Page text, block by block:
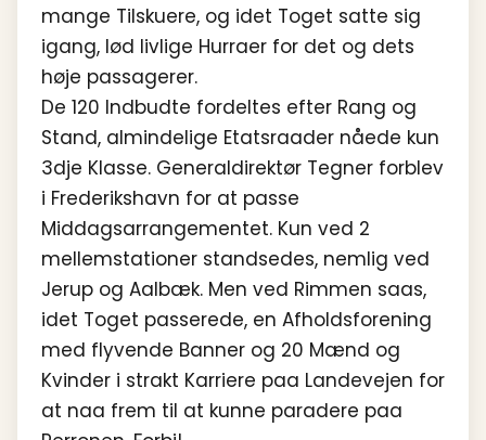
mange Tilskuere, og idet Toget satte sig
igang, lød livlige Hurraer for det og dets
høje passagerer.
De 120 Indbudte fordeltes efter Rang og
Stand, almindelige Etatsraader nåede kun
3dje Klasse. Generaldirektør Tegner forblev
i Frederikshavn for at passe
Middagsarrangementet. Kun ved 2
mellemstationer standsedes, nemlig ved
Jerup og Aalbæk. Men ved Rimmen saas,
idet Toget passerede, en Afholdsforening
med flyvende Banner og 20 Mænd og
Kvinder i strakt Karriere paa Landevejen for
at naa frem til at kunne paradere paa